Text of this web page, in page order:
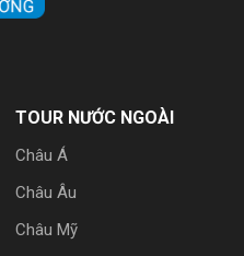
TOUR NƯỚC NGOÀI
Châu Á
Châu Âu
Châu Mỹ